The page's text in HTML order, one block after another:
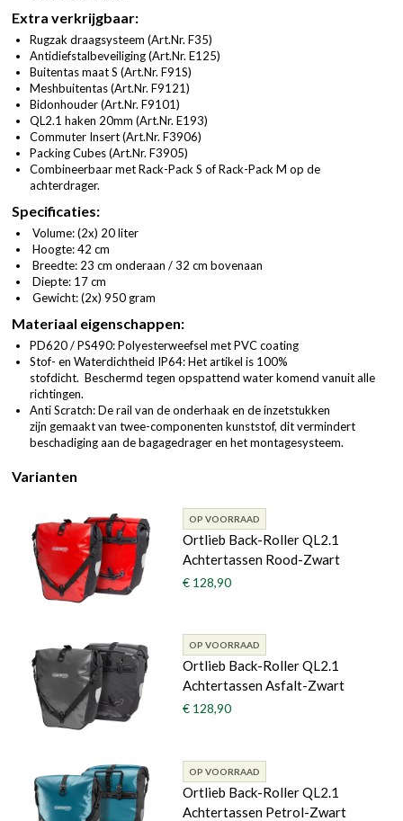
Extra verkrijgbaar:
Rugzak draagsysteem (Art.Nr. F35)
Antidiefstalbeveiliging (Art.Nr. E125)
Buitentas maat S (Art.Nr. F91S)
Meshbuitentas (Art.Nr. F9121)
Bidonhouder (Art.Nr. F9101)
QL2.1 haken 20mm (Art.Nr. E193)
Commuter Insert (Art.Nr. F3906)
Packing Cubes (Art.Nr. F3905)
Combineerbaar met Rack-Pack S of Rack-Pack M op de
achterdrager.
Specificaties:
Volume: (2x) 20 liter
Hoogte: 42 cm
Breedte: 23 cm onderaan / 32 cm bovenaan
Diepte: 17 cm
Gewicht: (2x) 950 gram
Materiaal eigenschappen:
PD620 / PS490: Polyesterweefsel met PVC coating
Stof- en Waterdichtheid IP64: Het artikel is 100%
stofdicht. Beschermd tegen opspattend water komend vanuit alle
richtingen.
Anti Scratch: De rail van de onderhaak en de inzetstukken
zijn gemaakt van twee-componenten kunststof, dit vermindert
beschadiging aan de bagagedrager en het montagesysteem.
Varianten
OP VOORRAAD
Ortlieb Back-Roller QL2.1
Achtertassen Rood-Zwart
€ 128,90
OP VOORRAAD
Ortlieb Back-Roller QL2.1
Achtertassen Asfalt-Zwart
€ 128,90
OP VOORRAAD
Ortlieb Back-Roller QL2.1
Achtertassen Petrol-Zwart